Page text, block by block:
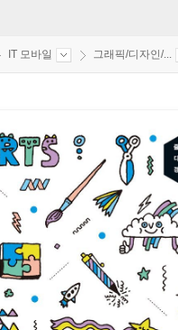
IT 모바일 그래픽/디자인/...